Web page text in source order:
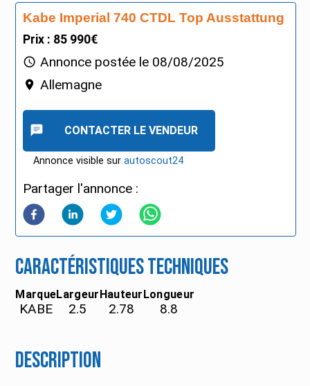
Kabe Imperial 740 CTDL Top Ausstattung
Prix : 85 990€
Annonce postée le 08/08/2025
Allemagne
CONTACTER LE VENDEUR
Annonce visible surautoscout24
Partager l'annonce :
Caractéristiques techniques
Marque
KABE
Largeur
2.5
Hauteur
2.78
Longueur
8.8
Description